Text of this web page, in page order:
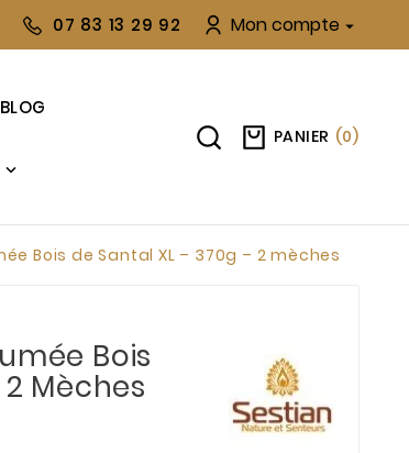
07 83 13 29 92 Mon compte 
BLOG
PANIER (0)
Bois de Santal XL – 370g – 2 mèches
Bois
Mèches